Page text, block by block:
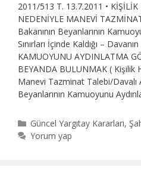
2011/513 T. 13.7.2011 •
NEDENİYLE MANEVİ
Bakanının Beyanlarının
Sınırları İçinde Kaldığı –
KAMUOYUNU AYDINLATMA
BEYANDA BULUNMAK ( Kişilik
Manevi Tazminat Talebi/Davalı
Beyanlarının Kamuoyunu
Kategoriler
Güncel Yargıtay Kararları,
Yorum yap